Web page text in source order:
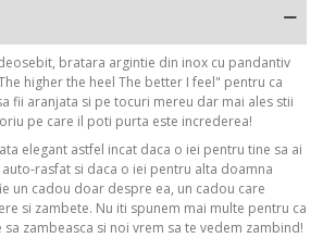
bratara argintie din inox cu pandantiv
higher the heel The better I feel" pentru ca
fii aranjata si pe tocuri mereu dar mai ales stii
pe care il poti purta este increderea!
elegant astfel incat daca o iei pentru tine sa ai
rasfat si daca o iei pentru alta doamna
un cadou doar despre ea, un cadou care
si zambete. Nu iti spunem mai multe pentru ca
zambeasca si noi vrem sa te vedem zambind!